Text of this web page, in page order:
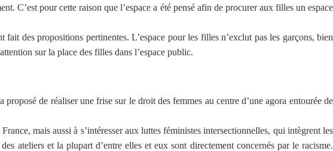
C’est pour cette raison que l’espace a été pensé afin de procurer aux filles un espace
des propositions pertinentes. L’espace pour les filles n’exclut pas les garçons, bien
sur la place des filles dans l’espace public.
de réaliser une frise sur le droit des femmes au centre d’une agora entourée de
mais aussi à s’intéresser aux luttes féministes intersectionnelles, qui intègrent les
ateliers et la plupart d’entre elles et eux sont directement concernés par le racisme.